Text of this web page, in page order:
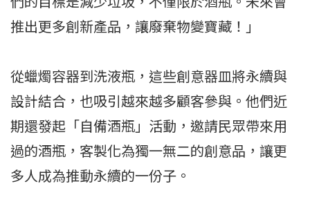
推出更多創新產品，讓廢棄物變寶藏！」
從蠟燭容器到洗液瓶，這些創意器皿將永續與
設計結合，也吸引越來越多顧客參與。他們近
期還發起「自備酒瓶」活動，邀請民眾帶來用
過的酒瓶，客製化為獨一無二的創意品，讓更
多人成為推動永續的一份子。